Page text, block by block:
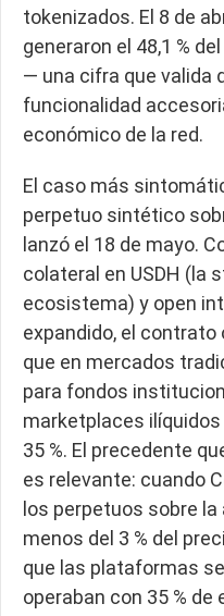
tokenizados. El 8 de
generaron el 48,1 %
— una cifra que valida
funcionalidad
económico de la red.
El caso más
perpetuo sintético
lanzó el 18 de mayo.
colateral en USDH (la
ecosistema) y open
expandido, el
que en mercados
para fondos
marketplaces
35 %. El precedente
es relevante: cuando
los perpetuos sobre
menos del 3 % del
que las plataformas
operaban con 35 % de